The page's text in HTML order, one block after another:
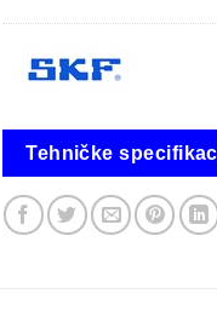
Tehničke